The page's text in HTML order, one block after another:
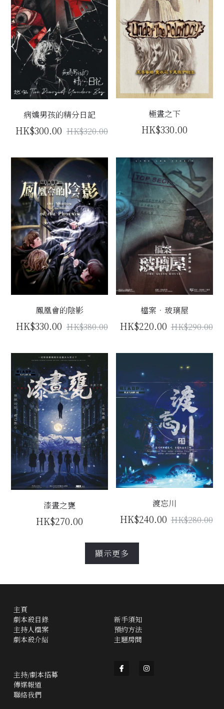
病嬌男孩的精分日記
HK$300.00 HK$320.00
極晝之下
HK$330.00
鳳凰會的陰影
HK$330.00 HK$380.00
檔案．玻璃屋
HK$220.00 HK$290.00
漆晝之甕
HK$270.00
渡忘川
HK$240.00 HK$280.00
顯示更多
主頁
劇本殺目錄
主持人檔案
劇本殺介紹
新手須知
預約方法
主題房間
主持/劇本招募
傳媒報道
聯絡我們